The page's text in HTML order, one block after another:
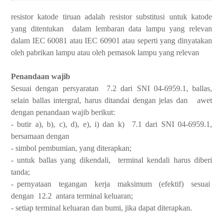
resistor katode tiruan adalah resistor substitusi untuk katode
yang ditentukan dalam lembaran data lampu yang relevan
dalam IEC 60081 atau IEC 60901 atau seperti yang dinyatakan
oleh pabrikan lampu atau oleh pemasok lampu yang relevan
Penandaan wajib
Sesuai dengan persyaratan 7.2 dari SNI 04-6959.1, ballas,
selain ballas intergral, harus ditandai dengan jelas dan awet
dengan penandaan wajib berikut:
- butir a), b), c), d), e), i) dan k) 7.1 dari SNI 04-6959.1,
bersamaan dengan
- simbol pembumian, yang diterapkan;
- untuk ballas yang dikendali, terminal kendali harus diberi
tanda;
- pernyataan tegangan kerja maksimum (efektif) sesuai
dengan 12.2 antara terminal keluaran;
- setiap terminal keluaran dan bumi, jika dapat diterapkan.